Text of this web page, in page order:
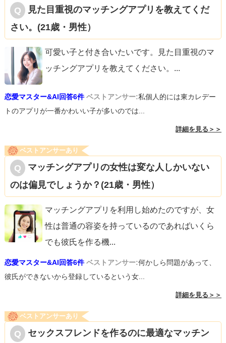
見た目重視のマッチングアプリを教えてくだ
さい。(21歳・男性）
可愛い子と付き合いたいです。見た目重視のマ
ッチングアプリを教えてください。 ...
恋愛マスター&AI回答6件 ベストアンサー:私個人的には東カレデー
トのアプリが一番かわいい子が多いのでは...
詳細を見る＞＞
ベストアンサーあり
マッチングアプリの女性は変な人しかいない
のは偏見でしょうか？(21歳・男性）
マッチングアプリを利用し始めたのですが、女
性は普通の容姿を持っているのであればいくら
でも彼氏を作る機...
恋愛マスター&AI回答6件 ベストアンサー:何かしら問題があって、
彼氏ができないから登録しているという女...
詳細を見る＞＞
ベストアンサーあり
セックスフレンドを作るのに最適なマッチン